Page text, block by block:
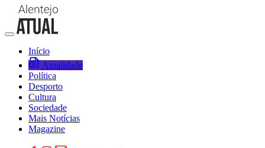
Início
Atualidade
Política
Desporto
Cultura
Sociedade
Mais Notícias
Magazine